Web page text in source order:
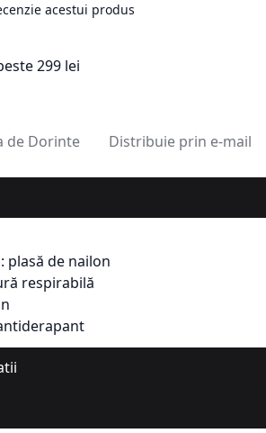
acestui produs
299 lei
de Dorinte Distribuie prin e-mail
plasă de nailon
respirabilă